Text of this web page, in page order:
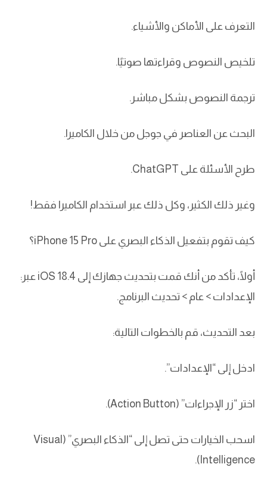
التعرف على الأماكن والأشياء.
تلخيص النصوص وقراءتها صوتيًا.
ترجمة النصوص بشكل مباشر.
البحث عن العناصر في جوجل من خلال الكاميرا.
طرح الأسئلة على ChatGPT.
وغير ذلك الكثير، وكل ذلك عبر استخدام الكاميرا فقط!
كيف تقوم بتفعيل الذكاء البصري على iPhone 15 Pro؟
أولًا، تأكد من أنك قمت بتحديث جهازك إلى iOS 18.4 عبر:
الإعدادات > عام > تحديث البرنامج.
بعد التحديث، قم بالخطوات التالية:
ادخل إلى “الإعدادات”.
اختر “زر الإجراءات” (Action Button).
اسحب الخيارات حتى تصل إلى “الذكاء البصري” (Visual
Intelligence).